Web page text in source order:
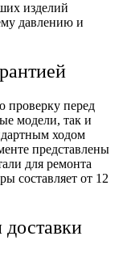
изделий
давлению и
проверку перед
модели, так и
ходом
представлены
для ремонта
составляет от 12